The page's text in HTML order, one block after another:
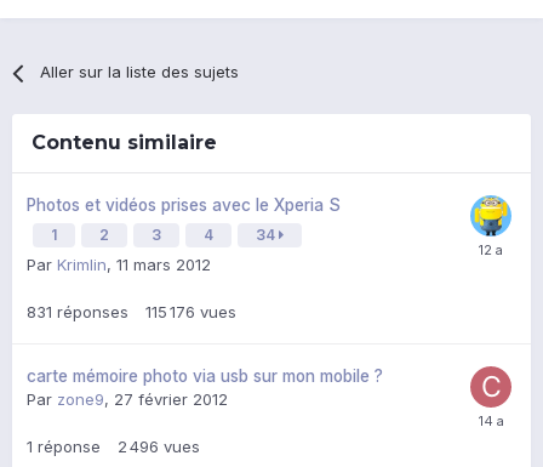
Aller sur la liste des sujets
Contenu similaire
Photos et vidéos prises avec le Xperia S
1 2 3 4 34
Par Krimlin, 11 mars 2012
831 réponses 115 176 vues
carte mémoire photo via usb sur mon mobile ?
Par zone9, 27 février 2012
1 réponse 2 496 vues